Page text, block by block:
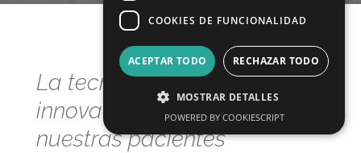
La tecnología más
innovadora al servicio de
nuestras pacientes
COOKIES DE FUNCIONALIDAD
ACEPTAR TODO RECHAZAR TODO
MOSTRAR DETALLES
POWERED BY COOKIESCRIPT